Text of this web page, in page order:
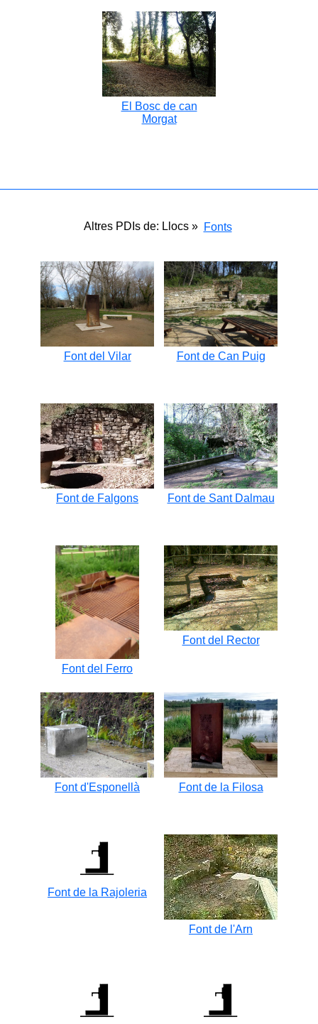
El Bosc de can
Morgat
Altres PDIs de: Llocs » Fonts
Font del Vilar Font de Can Puig
Font de Falgons Font de Sant Dalmau
Font del Ferro
Font del Rector
Font d'Esponellà Font de la Filosa
Font de la Rajoleria
Font de l'Arn